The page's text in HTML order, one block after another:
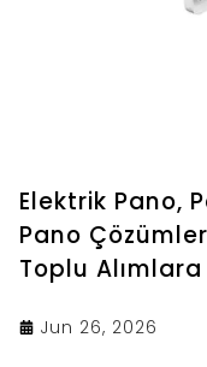
Elektrik Pano,
Pano
Toplu
Jun 26, 2026